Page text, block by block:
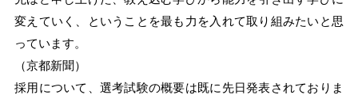
変えていく、ということを最も力を入れて取り組みたいと思
っています。
（京都新聞）
採用について、選考試験の概要は既に先日発表されておりま